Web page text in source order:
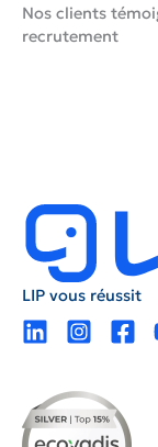
LIP
antoine
08:30 -
Vendredi:
Nos clients
recrutement
LIP vous réussit